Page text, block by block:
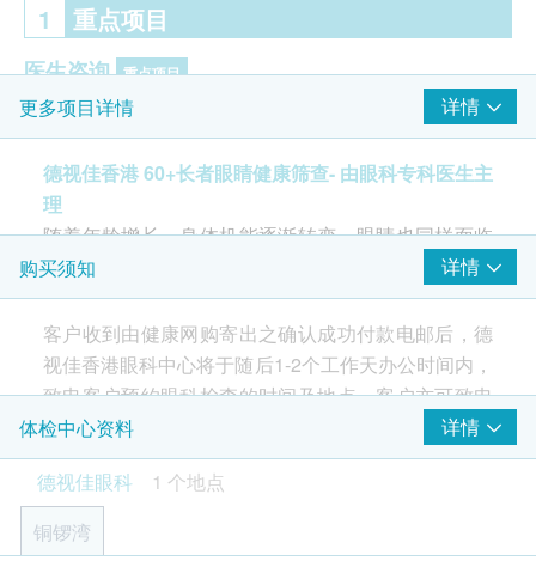
1 重点项目
医生咨询 重点项目
眼科专科医生问症及微镜检查
2 基本项目
眼科视光检查
屈光检查 (近视、远视、散光及老花的度数检查)
眼压量度
眼底照相
黄斑点光学断层扫描
青光眼光学断层扫描
视网膜检查 (散瞳视乎情况)
更多项目详情 详情
德视佳香港 60+长者眼睛健康筛查- 由眼科专科医生主
理
随着年龄增长，身体机能逐渐转变，眼睛也同样面临
着老化的挑战。对于60 岁以上的长者而言，许多致盲
性眼疾（如白内障、青光眼、黄斑病变及糖尿病视网
膜病变）在初期往往不痛不痒，征兆极其隐蔽，难以
察觉。一旦视力受损，不仅会影响日常生活与社交活
动，更可能增加跌倒及发生意外的风险，因而建议60
岁以上长者应定期进行眼睛健康筛查。
本检查透过先进仪器评估白内障、青光眼及黄斑病变
风险，及早发现潜在病变，守护您的视力安全。
检查由专业视光师/眼科专科医生进行。
购买须知 详情
客户收到由健康网购寄出之确认成功付款电邮后，德
视佳香港眼科中心将于随后1-2个工作天办公时间内，
致电客户预约眼科检查的时间及地点。客户亦可致电
查询或在订单确认后一个工作天致电德视佳香港眼科
中心预约 (电话：3158 8528)。
所有眼睛健康检查并非作为医务诊断或治疗用途。
体检中心资料
详情
德视佳眼科
1 个地点
铜锣湾